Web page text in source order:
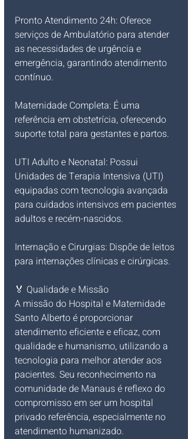
Pronto Atendimento 24h: Oferece
serviços de Ambulatório para atender
as necessidades de urgência e
emergência, garantindo atendimento
contínuo.
Maternidade Completa: É uma
referência em obstetrícia, oferecendo
suporte total para gestantes e partos.
UTI Adulto e Neonatal: Possui
Unidades de Terapia Intensiva (UTI)
equipadas com tecnologia avançada
para cuidados intensivos em pacientes
adultos e recém-nascidos.
Internação e Cirurgias: Dispõe de leitos
para internações clínicas e cirúrgicas.
🏅 Qualidade e Missão
A missão do Hospital e Maternidade
Santo Alberto é proporcionar
atendimento eficiente e eficaz, com
qualidade e humanismo, utilizando a
tecnologia para melhor atender aos
pacientes. Seu reconhecimento na
comunidade de Manaus é reflexo do
compromisso em ser um hospital
privado referência, especialmente no
atendimento humanizado.